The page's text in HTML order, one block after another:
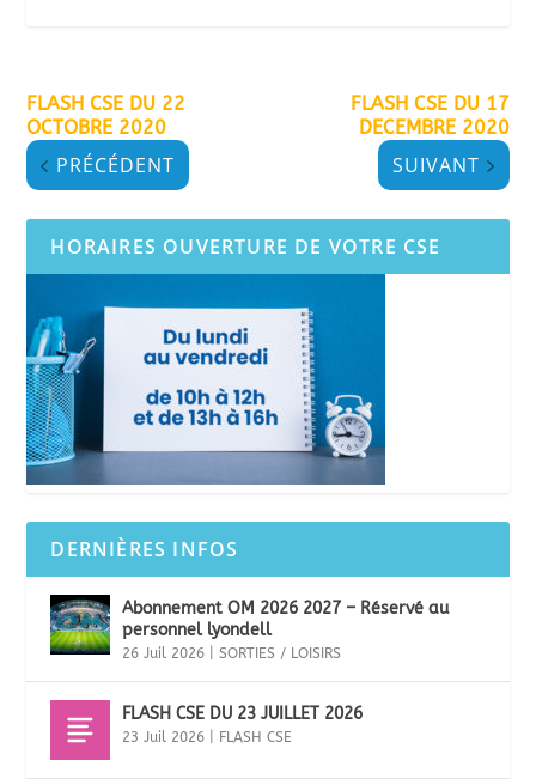
FLASH CSE DU 22
OCTOBRE 2020
PRÉCÉDENT
FLASH CSE DU 17
DECEMBRE 2020
SUIVANT
HORAIRES OUVERTURE DE VOTRE CSE
DERNIÈRES INFOS
Abonnement OM 2026 2027 – Réservé au
personnel lyondell
26 Juil 2026 |SORTIES / LOISIRS
FLASH CSE DU 23 JUILLET 2026
23 Juil 2026 FLASH CSE